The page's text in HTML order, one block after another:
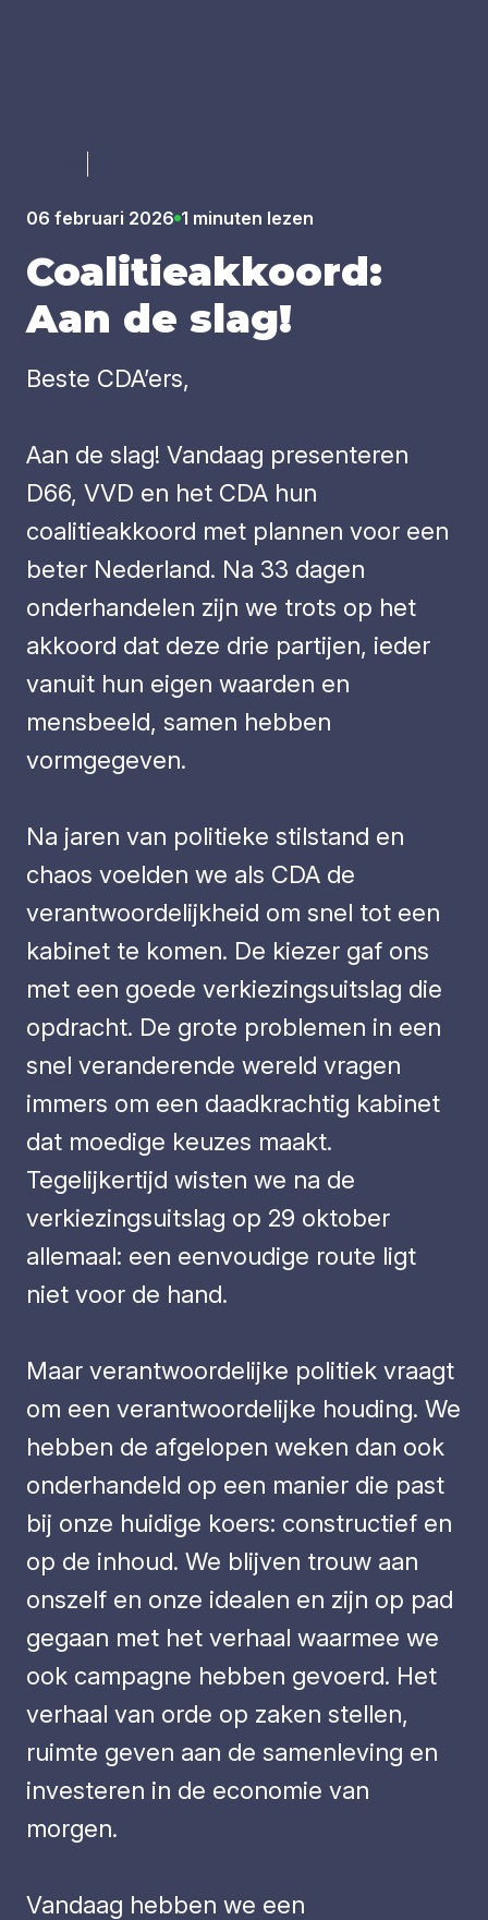
06 februari 2026 1 minuten lezen
Coa­li­tie­ak­koord:
Aan de slag!
Beste CDA’ers,
Aan de slag! Vandaag presenteren
D66, VVD en het CDA hun
coalitieakkoord met plannen voor een
beter Nederland. Na 33 dagen
onderhandelen zijn we trots op het
akkoord dat deze drie partijen, ieder
vanuit hun eigen waarden en
mensbeeld, samen hebben
vormgegeven.
Na jaren van politieke stilstand en
chaos voelden we als CDA de
verantwoordelijkheid om snel tot een
kabinet te komen. De kiezer gaf ons
met een goede verkiezingsuitslag die
opdracht. De grote problemen in een
snel veranderende wereld vragen
immers om een daadkrachtig kabinet
dat moedige keuzes maakt.
Tegelijkertijd wisten we na de
verkiezingsuitslag op 29 oktober
allemaal: een eenvoudige route ligt
niet voor de hand.
Maar verantwoordelijke politiek vraagt
om een verantwoordelijke houding. We
hebben de afgelopen weken dan ook
onderhandeld op een manier die past
bij onze huidige koers: constructief en
op de inhoud. We blijven trouw aan
onszelf en onze idealen en zijn op pad
gegaan met het verhaal waarmee we
ook campagne hebben gevoerd. Het
verhaal van orde op zaken stellen,
ruimte geven aan de samenleving en
investeren in de economie van
morgen.
Vandaag hebben we een